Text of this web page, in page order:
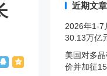
近期文章
2026年1-7
30.13万亿
美国对多
价并加征